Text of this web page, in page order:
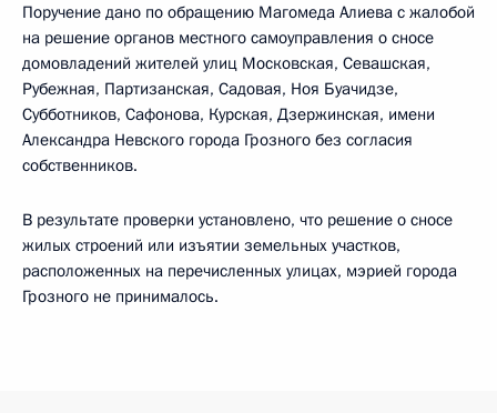
Поручение дано по обращению Магомеда Алиева с жалобой
на решение органов местного самоуправления о сносе
домовладений жителей улиц Московская, Севашская,
Рубежная, Партизанская, Садовая, Ноя Буачидзе,
Субботников, Сафонова, Курская, Дзержинская, имени
Александра Невского города Грозного без согласия
собственников.
В результате проверки установлено, что решение о сносе
жилых строений или изъятии земельных участков,
расположенных на перечисленных улицах, мэрией города
Грозного не принималось.